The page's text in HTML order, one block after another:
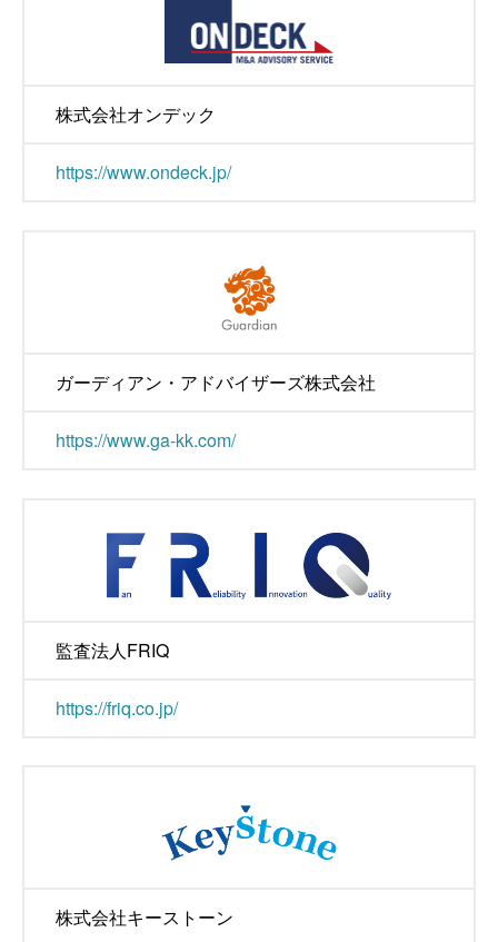
株式会社オンデック
https://www.ondeck.jp/
ガーディアン・アドバイザーズ株式会社
https://www.ga-kk.com/
監査法人FRIQ
https://friq.co.jp/
株式会社キーストーン